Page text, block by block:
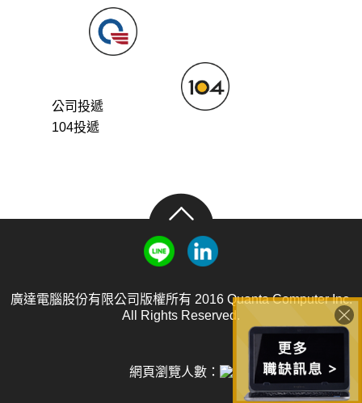
公司投遞
104投遞
廣達電腦股份有限公司版權所有 2016 Quanta Computer Inc.
All Rights Reserved.
網頁瀏覽人數：